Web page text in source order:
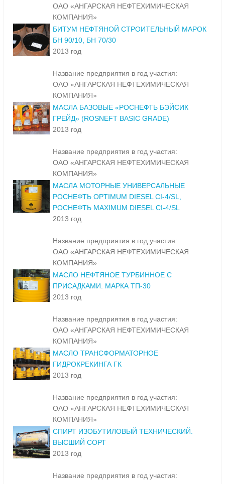
ОАО «АНГАРСКАЯ НЕФТЕХИМИЧЕСКАЯ
КОМПАНИЯ»
БИТУМ НЕФТЯНОЙ СТРОИТЕЛЬНЫЙ МАРОК
БН 90/10, БН 70/30
2013 год
Название предприятия в год участия:
ОАО «АНГАРСКАЯ НЕФТЕХИМИЧЕСКАЯ
КОМПАНИЯ»
МАСЛА БАЗОВЫЕ «РОСНЕФТЬ БЭЙСИК
ГРЕЙД» (ROSNEFT BASIC GRADE)
2013 год
Название предприятия в год участия:
ОАО «АНГАРСКАЯ НЕФТЕХИМИЧЕСКАЯ
КОМПАНИЯ»
МАСЛА МОТОРНЫЕ УНИВЕРСАЛЬНЫЕ
РОСНЕФТЬ OPTIMUM DIESEL CI-4/SL,
РОСНЕФТЬ MAXIMUM DIESEL CI-4/SL
2013 год
Название предприятия в год участия:
ОАО «АНГАРСКАЯ НЕФТЕХИМИЧЕСКАЯ
КОМПАНИЯ»
МАСЛО НЕФТЯНОЕ ТУРБИННОЕ С
ПРИСАДКАМИ. МАРКА ТП-30
2013 год
Название предприятия в год участия:
ОАО «АНГАРСКАЯ НЕФТЕХИМИЧЕСКАЯ
КОМПАНИЯ»
МАСЛО ТРАНСФОРМАТОРНОЕ
ГИДРОКРЕКИНГА ГК
2013 год
Название предприятия в год участия:
ОАО «АНГАРСКАЯ НЕФТЕХИМИЧЕСКАЯ
КОМПАНИЯ»
СПИРТ ИЗОБУТИЛОВЫЙ ТЕХНИЧЕСКИЙ.
ВЫСШИЙ СОРТ
2013 год
Название предприятия в год участия: